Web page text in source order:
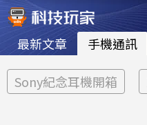
最新文章 手機通訊
Sony紀念耳機開箱